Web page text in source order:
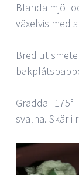
Blanda mjöl
växelvis med
Bred ut
Grädda i
svalna. Skär i